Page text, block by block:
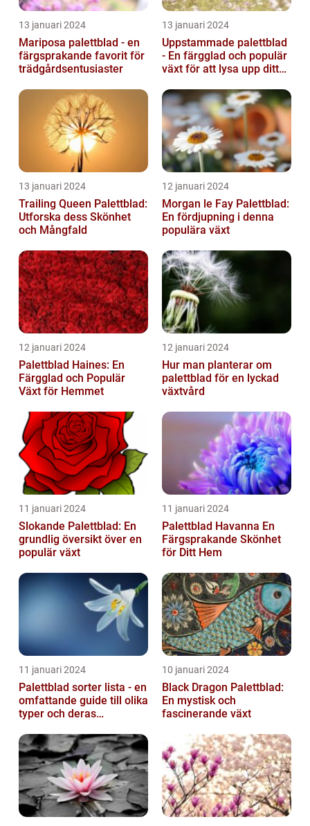
13 januari 2024
Mariposa palettblad - en
färgsprakande favorit för
trädgårdsentusiaster
13 januari 2024
Uppstammade palettblad
- En färgglad och populär
växt för att lysa upp ditt
13 januari 2024
Trailing Queen Palettblad:
Utforska dess Skönhet
och Mångfald
12 januari 2024
Morgan le Fay Palettblad:
En fördjupning i denna
populära växt
12 januari 2024
Palettblad Haines: En
Färgglad och Populär
Växt för Hemmet
12 januari 2024
Hur man planterar om
palettblad för en lyckad
växtvård
11 januari 2024
Slokande Palettblad: En
grundlig översikt över en
populär växt
11 januari 2024
Palettblad Havanna En
Färgsprakande Skönhet
för Ditt Hem
11 januari 2024
Palettblad sorter lista - en
omfattande guide till olika
typer och deras
10 januari 2024
Black Dragon Palettblad:
En mystisk och
fascinerande växt